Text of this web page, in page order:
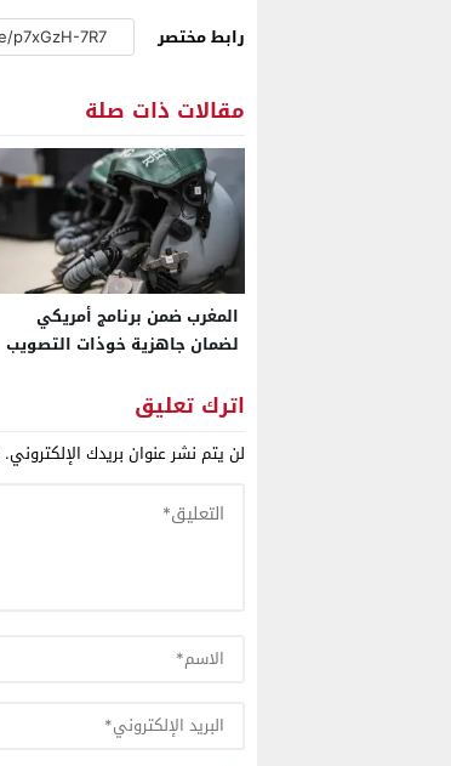
رابط مختصر
مقالات ذات صلة
المغرب ضمن برنامج أمريكي
لضمان جاهزية خوذات التصويب
قدراتها القتالية حتى عام 2032
اترك تعليق
لن يتم نشر عنوان بريدك الإلكتروني.